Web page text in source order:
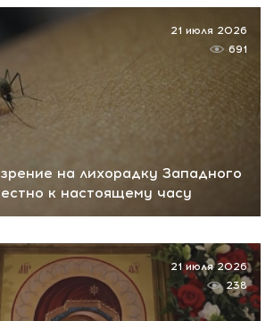
на лихорадку Западного
к настоящему часу
21 июля 2026
691
21 июля 2026
238